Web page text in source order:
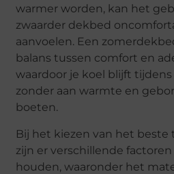
warmer worden, kan het
zwaarder dekbed
aanvoelen. Een
balans tussen comfort en
waardoor je koel blijft
zonder aan warmte en
boeten.
Bij het kiezen van het
zijn er verschillende
houden, waaronder het